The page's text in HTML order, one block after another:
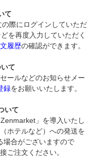
て
際にログインしていただ
を再度入力していただく
履歴の確認ができます。
て
ールなどのお知らせメー
録をお願いいたします。
いて
」を導入いたし
ホテルなど）への発送を
場合がございますので
ご注文ください。